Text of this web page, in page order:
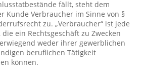
fällt, steht dem
Kunde Verbraucher im Sinne von §
zu. „Verbraucher“ ist jede
ein Rechtsgeschäft zu Zwecken
weder ihrer gewerblichen
beruflichen Tätigkeit
können.